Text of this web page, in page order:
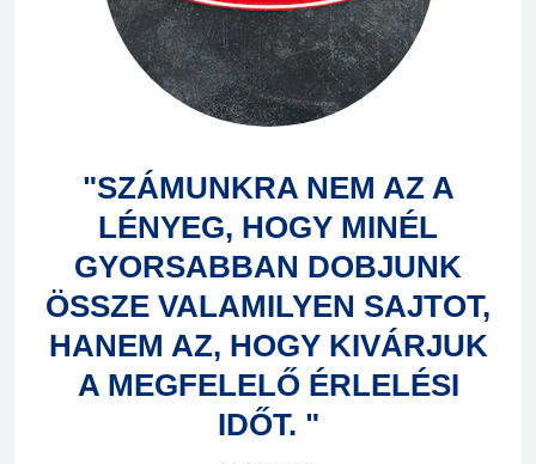
"SZÁMUNKRA NEM AZ A
LÉNYEG, HOGY MINÉL
GYORSABBAN DOBJUNK
ÖSSZE VALAMILYEN SAJTOT,
HANEM AZ, HOGY KIVÁRJUK
A MEGFELELŐ ÉRLELÉSI
IDŐT. "